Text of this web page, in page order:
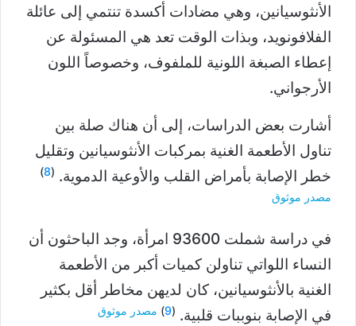
الأنثوسيانين، وهي مضادات أكسدة تنتمي إلى عائلة
الفلافونويد، وبذات الوقت تعد هي المسئولة عن
إعطاء الصبغة اللونية للملفوف، وخصوصاً اللون
الأرجواني.
أشارت بعض الدراسات، إلى أن هناك صلة بين
تناول الأطعمة الغنية بمركبات الأنثوسيانين وتقليل
خطر الإصابة بأمراض القلب والأوعية الدموية. (
8
)
مصدر موثوق
في دراسة شملت 93600 امرأة، وجد الباحثون أن
النساء اللواتي تناولن كميات أكبر من الأطعمة
الغنية بالأنثوسيانين، كان لديهن مخاطر أقل بكثير
في الإصابة بنوببات قلبية. (
9
) مصدر موثوق